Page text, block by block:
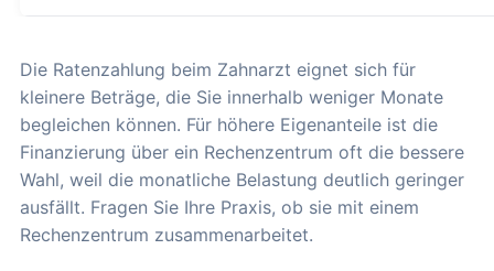
Die Ratenzahlung beim Zahnarzt eignet sich für
kleinere Beträge, die Sie innerhalb weniger Monate
begleichen können. Für höhere Eigenanteile ist die
Finanzierung über ein Rechenzentrum oft die bessere
Wahl, weil die monatliche Belastung deutlich geringer
ausfällt. Fragen Sie Ihre Praxis, ob sie mit einem
Rechenzentrum zusammenarbeitet.